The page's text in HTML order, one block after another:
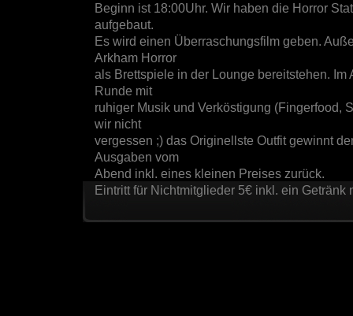
Beginn ist 18:00Uhr. Wir haben die Horror
aufgebaut.
Es wird einen Überraschungsfilm geben.
Arkham Horror
als Brettspiele in der Lounge bereitstehen.
Runde mit
ruhiger Musik und Verköstigung (Fingerfood,
wir nicht
vergessen ;) das Originellste Outfit gewinnt
Ausgaben vom
Abend inkl. eines kleinen Preises zurück.
Eintritt für Nichtmitglieder 5€ inkl. ein Getränk